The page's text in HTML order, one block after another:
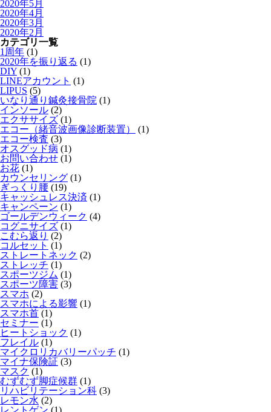
2020年5月
2020年4月
2020年3月
2020年2月
カテゴリ一覧
1周年 (1)
2020年を振り返る (1)
DIY (1)
LINEアカウント (1)
LIPUS (5)
いなり通り鍼灸接骨院 (1)
インソール (2)
エクササイズ (1)
エコー（緒音波画像診断装置）
(1)
エコー検査 (3)
オスグッド病 (1)
お問い合わせ (1)
お花 (1)
カウンセリング (1)
ぎっくり腰 (19)
キャッシュレス決済 (1)
キャンペーン (1)
ゴールデンウィーク (4)
コグニサイズ (1)
こむら返り (2)
コルセット (1)
ストレートネック (2)
ストレッチ (1)
スポーツジム (1)
スポーツ障害 (3)
スマホ (2)
スマホによる影響 (1)
スマホ首 (1)
セミナー (1)
ヒートショック (1)
フレイル (1)
マイクロリカバリーパッチ (1)
マイナ保険証 (3)
マスク (1)
むずむず脚症候群 (1)
リハビリテーション科 (3)
レモン水 (2)
レントゲン (1)